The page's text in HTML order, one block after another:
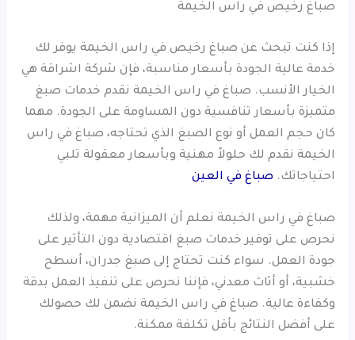
صباغ رخيص في راس الخيمة
إذا كنت تبحث عن صباغ رخيص في راس الخيمة يوفر لك
خدمة عالية الجودة بأسعار مناسبة، فإن شركة اشراقة هي
الخيار الأنسب. صباغ في راس الخيمة نقدم خدمات صبغ
متميزة بأسعار تنافسية دون المساومة على الجودة. مهما
كان حجم العمل أو نوع الصبغ الذي تحتاجه، صباغ في راس
الخيمة نقدم لك حلولاً مهنية وبأسعار معقولة تلبي
احتياجاتك. صباغ في العين
صباغ في راس الخيمة نعلم أن الميزانية مهمة، ولذلك
نحرص على توفير خدمات صبغ اقتصادية دون التأثير على
جودة العمل. سواء كنت تحتاج إلى صبغ جدران، أسطح
خشبية، أو أثاث معدني، فإننا نحرص على تنفيذ العمل بدقة
وكفاءة عالية. صباغ في راس الخيمة نضمن لك حصولك
على أفضل النتائج بأقل تكلفة ممكنة.